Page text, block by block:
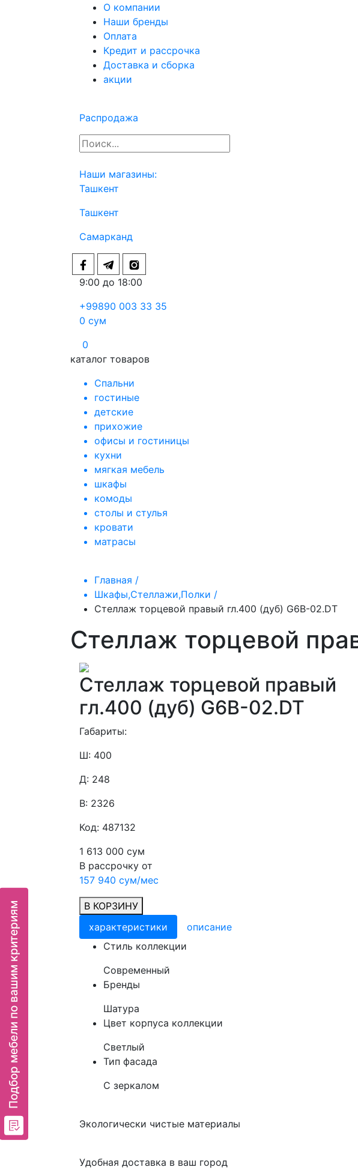
О компании
Наши бренды
Оплата
Кредит и рассрочка
Доставка и сборка
акции
Распродажа
Наши магазины:
Ташкент
Ташкент
Самарканд
9:00 до 18:00
+99890 003 33 35
0 сум
0
каталог товаров
Спальни
гостиные
детские
прихожие
офисы и гостиницы
кухни
мягкая мебель
шкафы
комоды
столы и стулья
кровати
матрасы
Главная /
Шкафы,Стеллажи,Полки /
Стеллаж торцевой правый гл.400 (дуб) G6B-02.DT
Стеллаж торцевой
Стеллаж торцевой правый
гл.400 (дуб) G6B-02.DT
Габариты:
Ш: 400
Д: 248
В: 2326
Код: 487132
1 613 000 сум
В рассрочку от
157 940 сум/мес
В КОРЗИНУ
характеристики
описание
Cтиль коллекции
Современный
Бренды
Шатура
Цвет корпуса коллекции
Светлый
Тип фасада
С зеркалом
Экологически чистые материалы
Удобная доставка в ваш город
Подбор мебели по вашим критериям